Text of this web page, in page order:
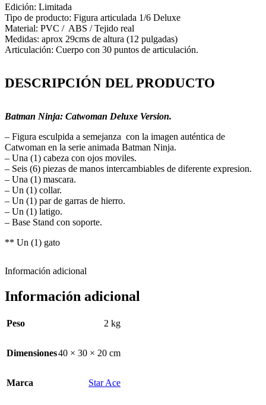
Edición: Limitada
Tipo de producto: Figura articulada 1/6 Deluxe
Material: PVC / ABS / Tejido real
Medidas: aprox 29cms de altura (12 pulgadas)
Articulación: Cuerpo con 30 puntos de articulación.
DESCRIPCIÓN DEL PRODUCTO
Batman Ninja: Catwoman Deluxe Version.
– Figura esculpida a semejanza con la imagen auténtica de
Catwoman en la serie animada Batman Ninja.
– Una (1) cabeza con ojos moviles.
– Seis (6) piezas de manos intercambiables de diferente expresion.
– Una (1) mascara.
– Un (1) collar.
– Un (1) par de garras de hierro.
– Un (1) latigo.
– Base Stand con soporte.
** Un (1) gato
Información adicional
Información adicional
Peso 2 kg
Dimensiones40 × 30 × 20 cm
Marca Star Ace